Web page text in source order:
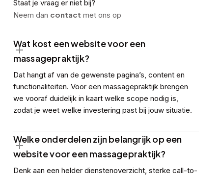
Staat je vraag er niet bij?
Neem dan contact met ons op
Wat kost een website voor een
massagepraktijk?
Dat hangt af van de gewenste pagina’s, content en
functionaliteiten. Voor een massagepraktijk brengen
we vooraf duidelijk in kaart welke scope nodig is,
zodat je weet welke investering past bij jouw situatie.
Welke onderdelen zijn belangrijk op een
website voor een massagepraktijk?
Denk aan een helder dienstenoverzicht, sterke call-to-